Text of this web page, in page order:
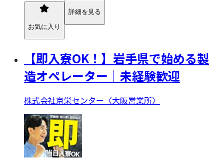
お気に入り
詳細を見る
【即入寮OK！】岩手県で始める製
造オペレーター｜未経験歓迎
株式会社京栄センター〈大阪営業所〉